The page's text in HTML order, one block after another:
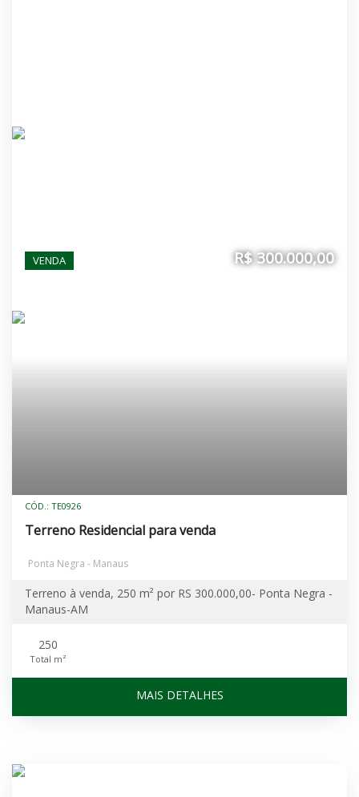
VENDA R$ 300.000,00
CÓD.: TE0926
Terreno Residencial para venda
Ponta Negra - Manaus
Terreno à venda, 250 m² por RS 300.000,00- Ponta Negra -
Manaus-AM
250
Total m²
MAIS DETALHES